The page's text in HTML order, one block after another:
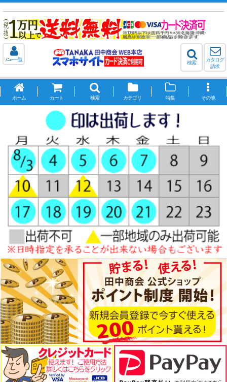
ﾒﾆｭｰ一覧
検索
カタログ
請求
ホーム カート 検索 カテゴリ 特集 その他